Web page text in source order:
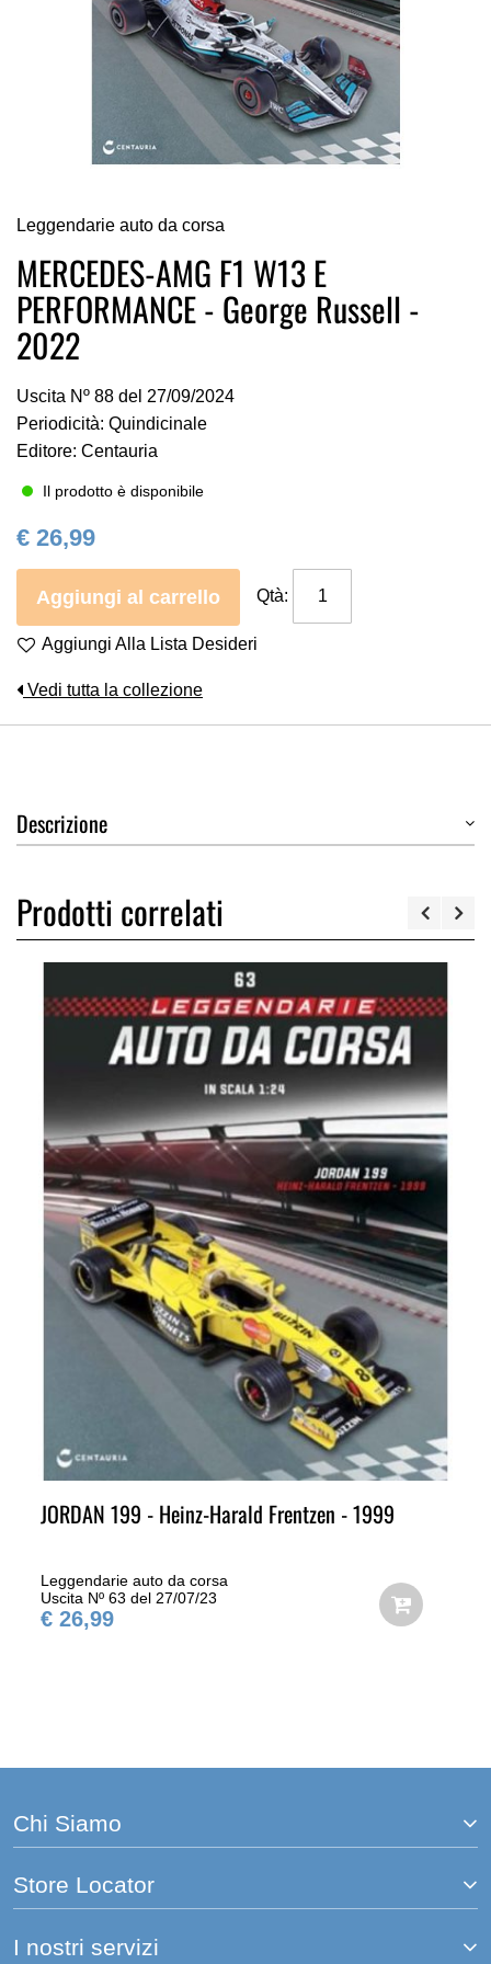
all'inizio
della
galleria
di
immagini
Leggendarie auto da corsa
MERCEDES-AMG F1 W13 E
PERFORMANCE - George Russell -
2022
Uscita Nº 88 del 27/09/2024
Periodicità: Quindicinale
Editore: Centauria
Il prodotto è disponibile
€ 26,99
Aggiungi al carrello Qtà:
Aggiungi Alla Lista Desideri
Vedi tutta la collezione
Descrizione
Prodotti correlati
JORDAN 199 - Heinz-Harald Frentzen - 1999
Leggendarie auto da corsa
Uscita Nº 63 del 27/07/23
€ 26,99
Chi Siamo
Store Locator
I nostri servizi